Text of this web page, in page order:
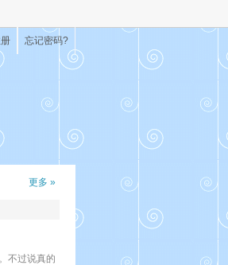
忘记密码?
更多 »
不过说真的